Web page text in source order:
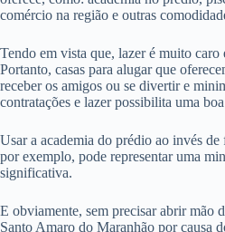
comércio na região e outras
Tendo em vista que, lazer é muito
Portanto, casas para alugar que
receber os amigos ou se divertir e
contratações e lazer possibilita uma
Usar a academia do prédio ao invés
por exemplo, pode representar uma
significativa.
E obviamente, sem precisar abrir mão
Santo Amaro do Maranhão por causa